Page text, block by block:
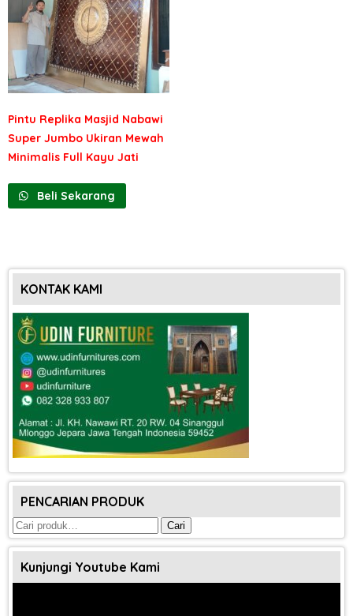
Pintu Replika Masjid Nabawi
Super Jumbo Ukiran Mewah
Minimalis Full Kayu Jati
Beli Sekarang
KONTAK KAMI
PENCARIAN PRODUK
Pencarian
untuk:
Cari
Kunjungi Youtube Kami